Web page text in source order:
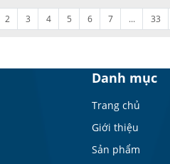
2 3 4 5 6 7 ... 33
Danh mục
Trang chủ
Giới thiệu
Sản phẩm